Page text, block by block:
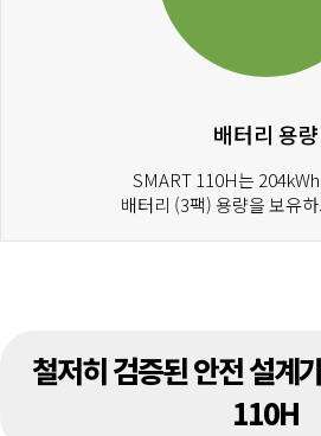
배터리 용량
SMART 110H는
배터리 (3팩) 용량을 보유
철저히 검증된 안전 설계
110H